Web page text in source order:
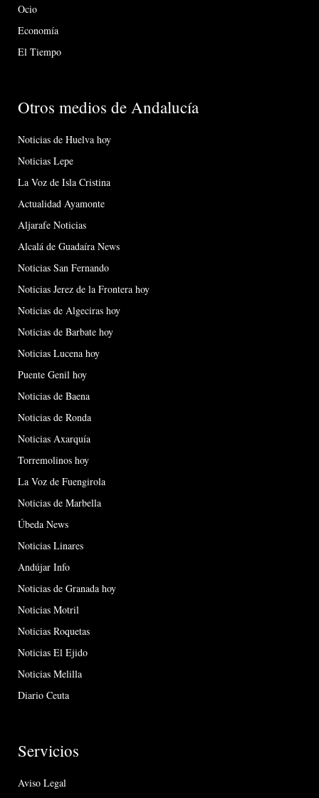
Ocio
Economía
El Tiempo
Otros medios de Andalucía
Noticias de Huelva hoy
Noticias Lepe
La Voz de Isla Cristina
Actualidad Ayamonte
Aljarafe Noticias
Alcalá de Guadaíra News
Noticias San Fernando
Noticias Jerez de la Frontera hoy
Noticias de Algeciras hoy
Noticias de Barbate hoy
Noticias Lucena hoy
Puente Genil hoy
Noticias de Baena
Noticias de Ronda
Noticias Axarquía
Torremolinos hoy
La Voz de Fuengirola
Noticias de Marbella
Úbeda News
Noticias Linares
Andújar Info
Noticias de Granada hoy
Noticias Motril
Noticias Roquetas
Noticias El Ejido
Noticias Melilla
Diario Ceuta
Servicios
Aviso Legal